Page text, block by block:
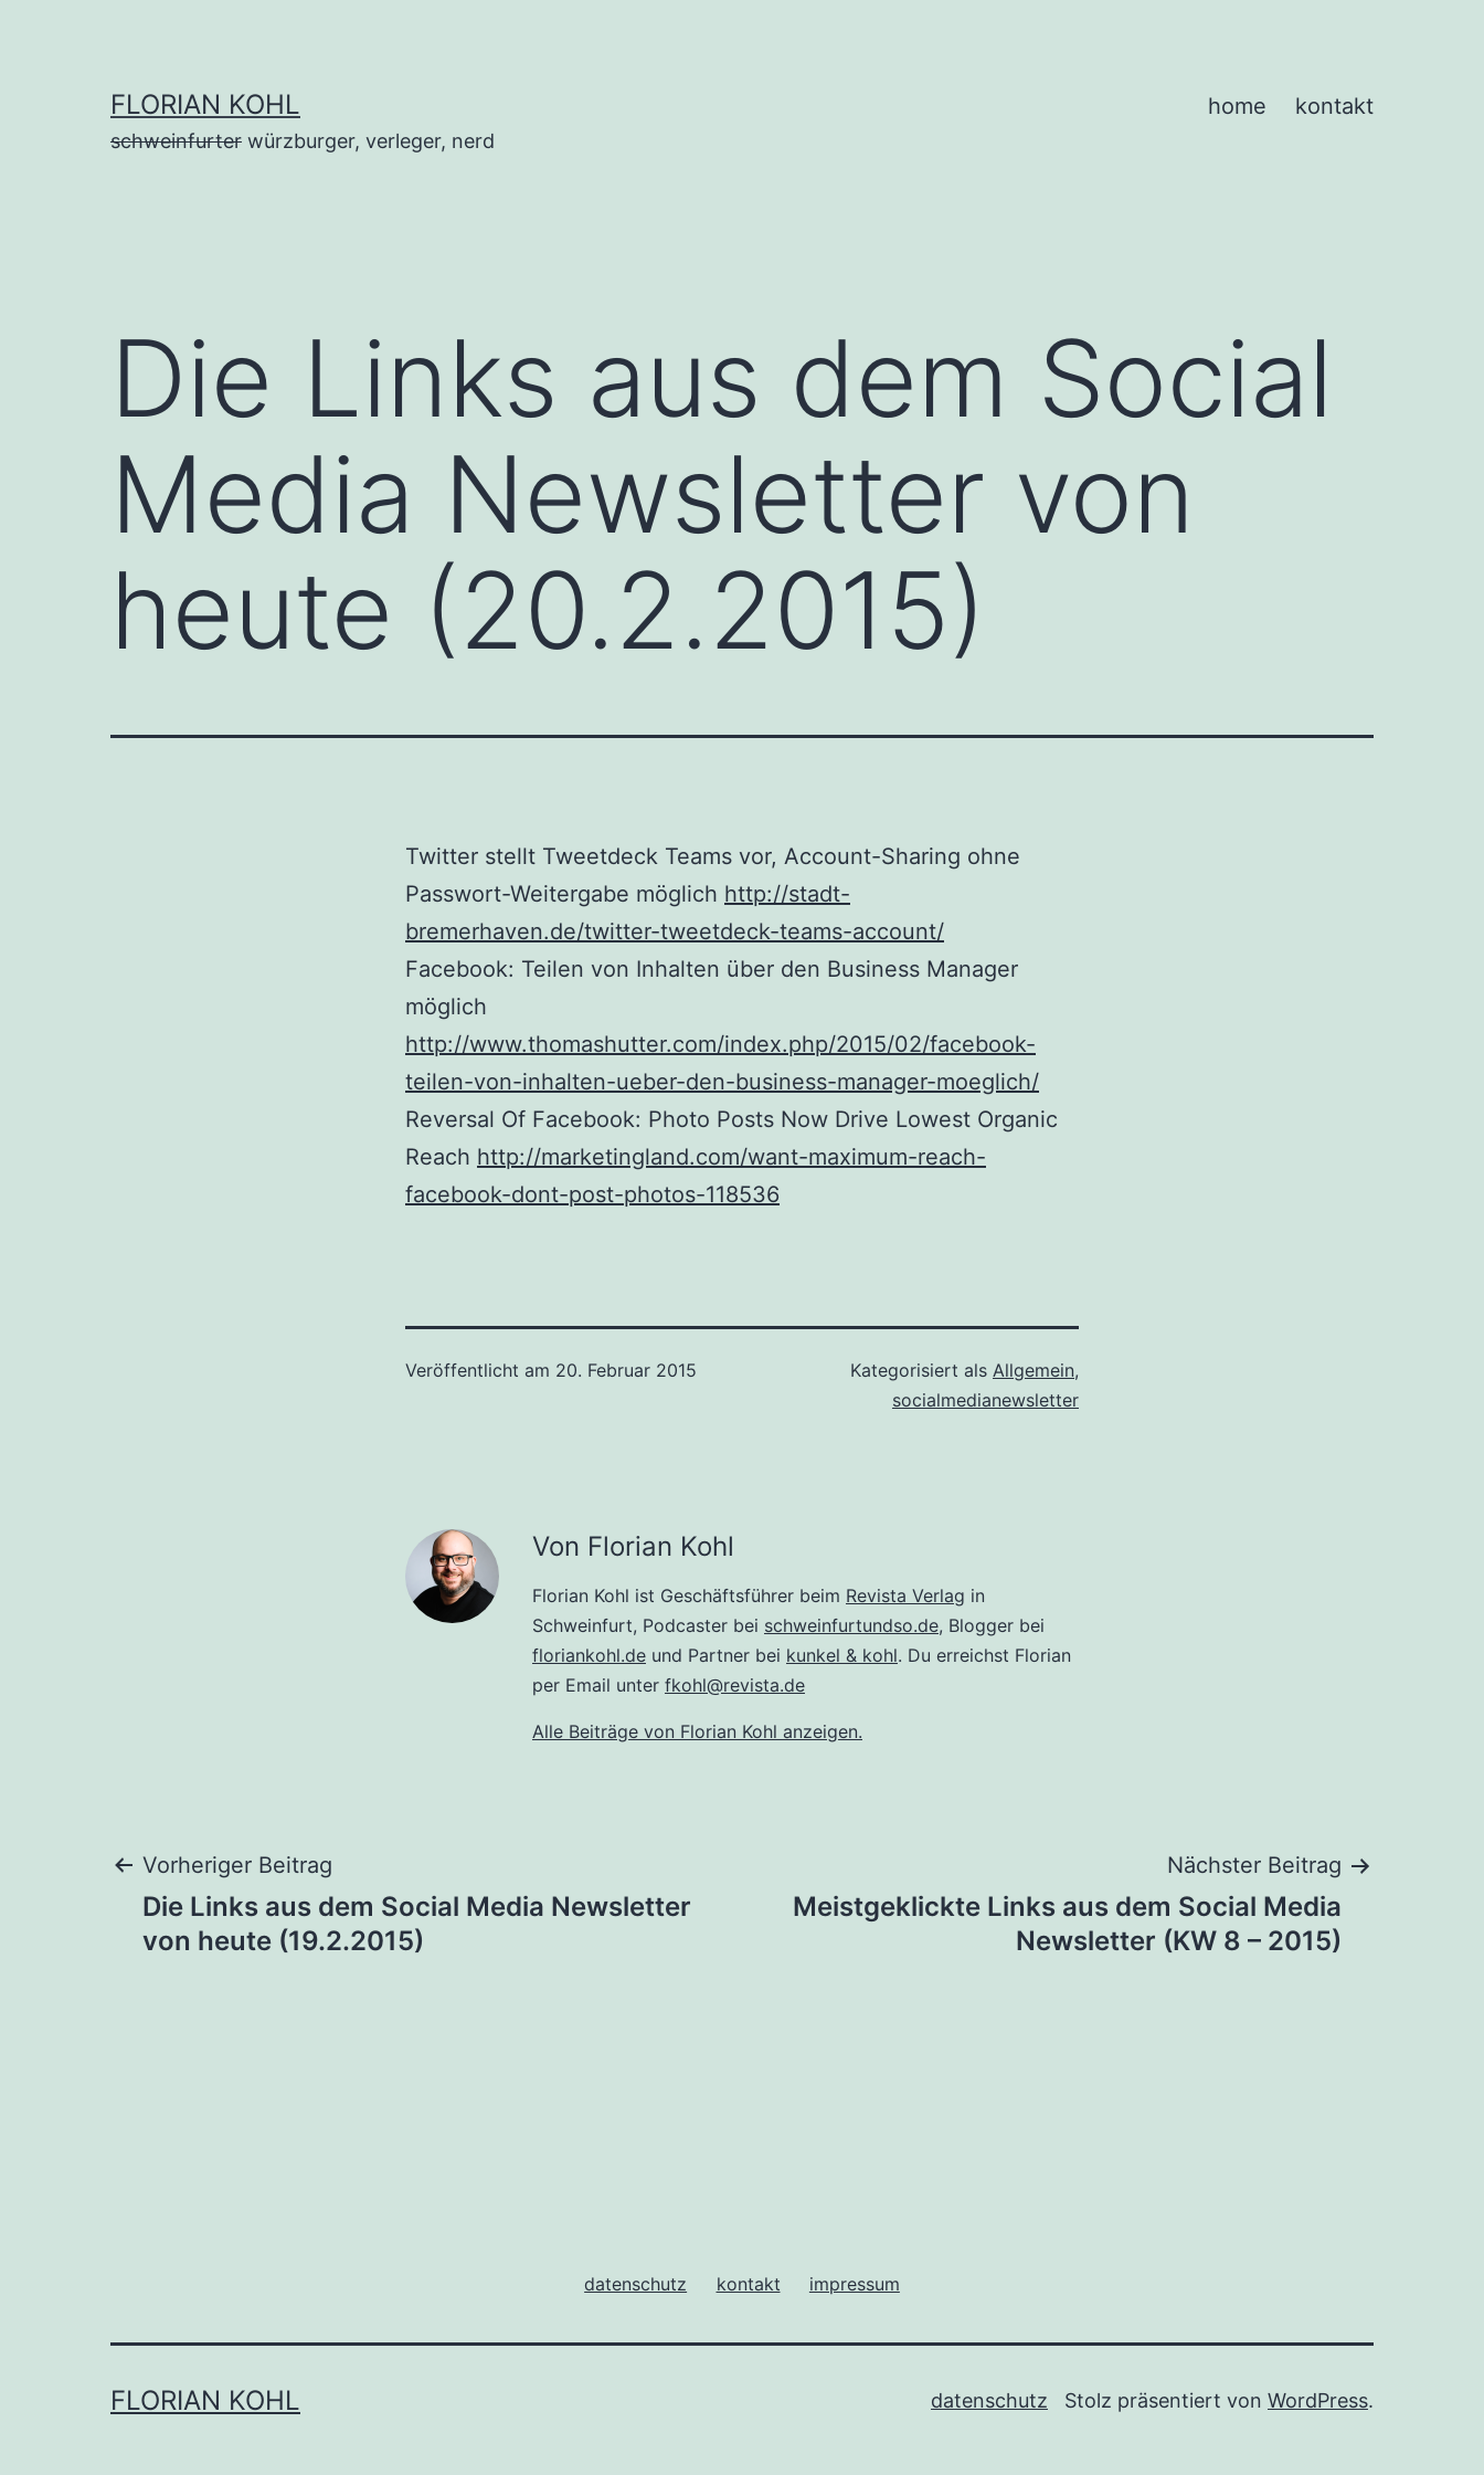
FLORIAN KOHL
schweinfurter würzburger, verleger, nerd
home kontakt
Die Links aus dem Social
Media Newsletter von
heute (20.2.2015)
Twitter stellt Tweetdeck Teams vor, Account-Sharing ohne
Passwort-Weitergabe möglich http://stadt-
bremerhaven.de/twitter-tweetdeck-teams-account/
Facebook: Teilen von Inhalten über den Business Manager
möglich
http://www.thomashutter.com/index.php/2015/02/facebook-
teilen-von-inhalten-ueber-den-business-manager-moeglich/
Reversal Of Facebook: Photo Posts Now Drive Lowest Organic
Reach http://marketingland.com/want-maximum-reach-
facebook-dont-post-photos-118536
Veröffentlicht am 20. Februar 2015 Kategorisiert als Allgemein,
socialmedianewsletter
Von Florian Kohl
Florian Kohl ist Geschäftsführer beim Revista Verlag in
Schweinfurt, Podcaster bei schweinfurtundso.de, Blogger bei
floriankohl.de und Partner bei kunkel & kohl. Du erreichst Florian
per Email unter fkohl@revista.de
Alle Beiträge von Florian Kohl anzeigen.
Beitragsnavigation
Vorheriger Beitrag
Die Links aus dem Social Media Newsletter
von heute (19.2.2015)
Nächster Beitrag
Meistgeklickte Links aus dem Social Media
Newsletter (KW 8 – 2015)
datenschutz kontakt impressum
FLORIAN KOHL datenschutz Stolz präsentiert von WordPress.